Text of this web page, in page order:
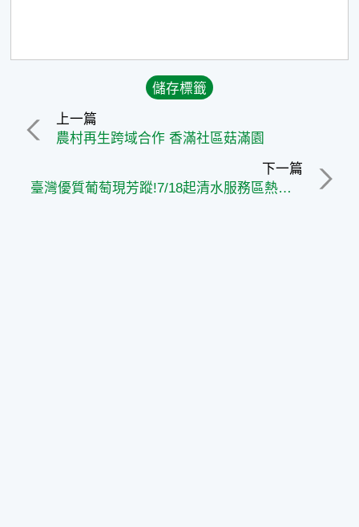
上一篇
農村再生跨域合作 香滿社區菇滿園
下一篇
臺灣優質葡萄現芳蹤!7/18起清水服務區熱鬧開賣